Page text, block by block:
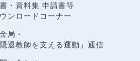
・資料集 申請書等
ンロードコーナー
局・
隠退教師を支える運動」通信